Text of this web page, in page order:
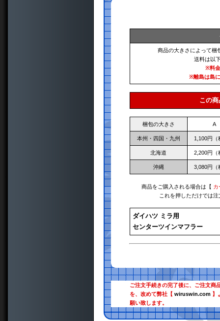
商品の大きさによって梱
送料は以
※料
※離島は島
この
梱包の大きさ A
本州・四国・九州 1,100円（
北海道 2,200円（
沖縄 3,080円（
商品をご購入される場合は【 カ
これを押しただけでは
ダイハツ ミラ用
センターツインマフラー
ご注文手続きの完了後に、ご注文商
を、改めて弊社【 wiruswin.com】
願い致します。